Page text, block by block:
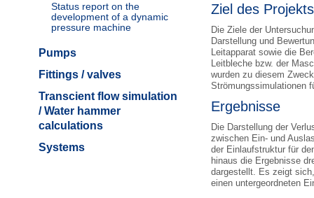
Status report on the
development of a dynamic
pressure machine
Pumps
Fittings / valves
Transcient flow simulation
/ Water hammer
calculations
Systems
Ziel des Projekts
Die Ziele der
Darstellung und
Leitapparat sowie die
Leitbleche bzw. der
wurden zu diesem
Strömungssimulationen
Ergebnisse
Die Darstellung der
zwischen Ein- und
der Einlaufstruktur für
hinaus die Ergebnisse
dargestellt. Es zeigt
einen untergeordneten